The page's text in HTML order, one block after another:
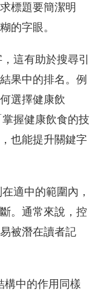
標題要簡潔明
的字眼。
這有助於搜尋引
果中的排名。例
選擇健康飲
握健康飲食的技
也能提升關鍵字
適中的範圍內，
。通常來說，控
被潛在讀者記
構中的作用同樣